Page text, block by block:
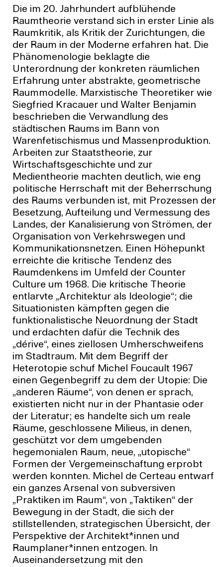
Die im 20. Jahrhundert aufblühende
Raumtheorie verstand sich in erster Linie als
Raumkritik, als Kritik der Zurichtungen, die
der Raum in der Moderne erfahren hat. Die
Phänomenologie beklagte die
Unterordnung der konkreten räumlichen
Erfahrung unter abstrakte, geometrische
Raummodelle. Marxistische Theoretiker wie
Siegfried Kracauer und Walter Benjamin
beschrieben die Verwandlung des
städtischen Raums im Bann von
Warenfetischismus und Massenproduktion.
Arbeiten zur Staatstheorie, zur
Wirtschaftsgeschichte und zur
Medientheorie machten deutlich, wie eng
politische Herrschaft mit der Beherrschung
des Raums verbunden ist, mit Prozessen der
Besetzung, Aufteilung und Vermessung des
Landes, der Kanalisierung von Strömen, der
Organisation von Verkehrswegen und
Kommunikationsnetzen. Einen Höhepunkt
erreichte die kritische Tendenz des
Raumdenkens im Umfeld der Counter
Culture um 1968. Die kritische Theorie
entlarvte „Architektur als Ideologie“; die
Situationisten kämpften gegen die
funktionalistische Neuordnung der Stadt
und erdachten dafür die Technik des
„dérive“, eines ziellosen Umherschweifens
im Stadtraum. Mit dem Begriff der
Heterotopie schuf Michel Foucault 1967
einen Gegenbegriff zu dem der Utopie: Die
„anderen Räume“, von denen er sprach,
existierten nicht nur in der Phantasie oder
der Literatur; es handelte sich um reale
Räume, geschlossene Milieus, in denen,
geschützt vor dem umgebenden
hegemonialen Raum, neue, „utopische“
Formen der Vergemeinschaftung erprobt
werden konnten. Michel de Certeau entwarf
ein ganzes Arsenal von subversiven
„Praktiken im Raum“, von „Taktiken“ der
Bewegung in der Stadt, die sich der
stillstellenden, strategischen Übersicht, der
Perspektive der Architekt*innen und
Raumplaner*innen entzogen. In
Auseinandersetzung mit den